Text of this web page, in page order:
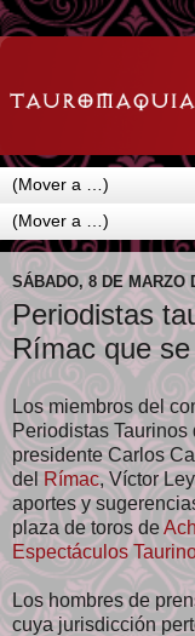
SÁBADO, 8 DE MARZO
Periodistas
Rímac que
Los miembros del
Periodistas
presidente Carlos
del Rímac, Víctor
aportes y
plaza de toros de
Espectáculos
Los hombres de
cuya jurisdicción